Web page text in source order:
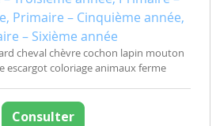
Primaire – Cinquième année,
– Sixième année
cheval chèvre cochon lapin mouton
escargot coloriage animaux ferme
Consulter